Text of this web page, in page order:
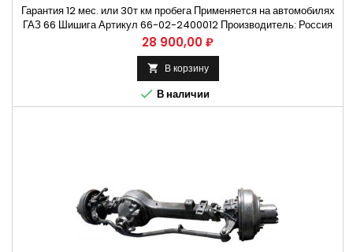
Гарантия 12 мес. или 30т км пробега Применяется на автомобилях
ГАЗ 66 Шишига Артикул 66-02-2400012 Производитель: Россия
Вес (кг): 275 Способы оплаты Безналичный расчет, оплата
банковской картой Бесплатная доставка:. Москва и Н.Новгород.
Владимир и Ульяновск Крупнейший ассортимент Запчастей на...
Цена
28 900,00 ₽
 В корзину
 В наличии